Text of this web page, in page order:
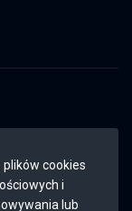
cookies
i
lub